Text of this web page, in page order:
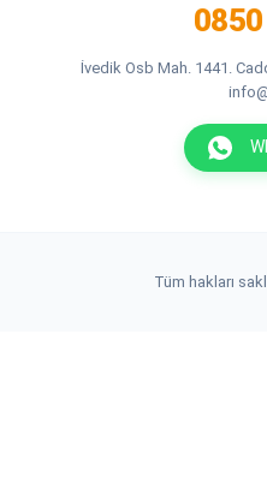
İvedik Osb Mah. 1441.
Tüm hakları